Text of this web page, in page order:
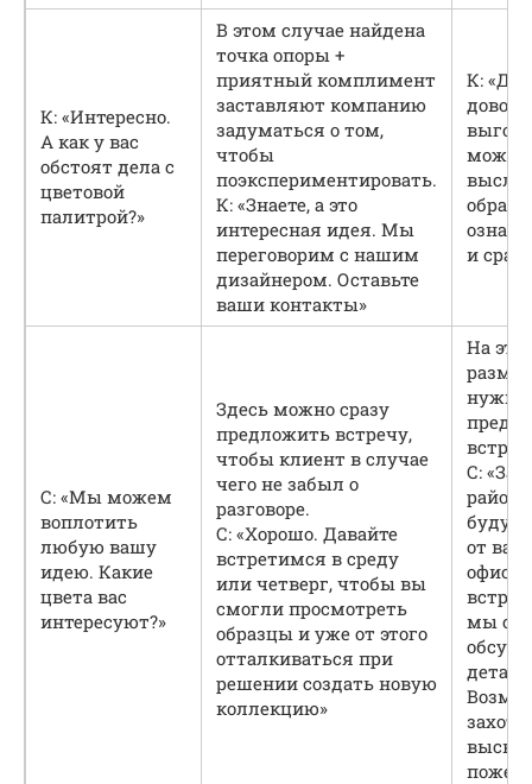
К: «Интересно.
А как у вас
обстоят дела с
цветовой
палитрой?»
В этом случае найдена
точка опоры +
приятный комплимент
заставляют компанию
задуматься о том,
чтобы
поэкспериментировать.
К: «Знаете, а это
интересная идея. Мы
переговорим с нашим
дизайнером. Оставьте
ваши контакты»
К: «Да,
и
С: «Мы можем
воплотить
любую вашу
идею. Какие
цвета вас
интересуют?»
Здесь можно сразу
предложить встречу,
чтобы клиент в случае
чего не забыл о
разговоре.
С: «Хорошо. Давайте
встретимся в среду
или четверг, чтобы вы
смогли просмотреть
образцы и уже от этого
отталкиваться при
решении создать новую
коллекцию»
На эту
нужно
С:
буду
от
мы